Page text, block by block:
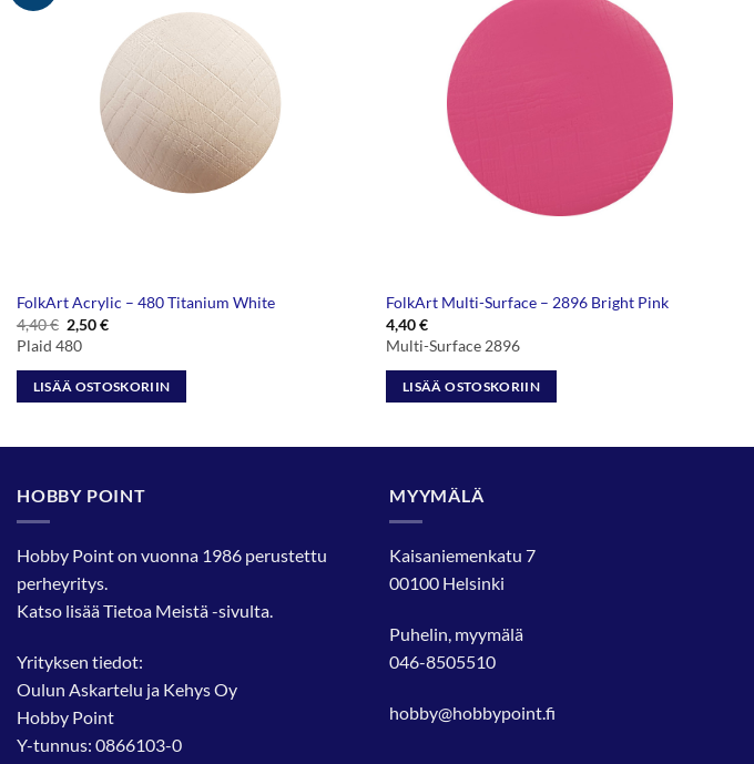
FolkArt Acrylic – 480 Titanium White
4,40€ Alkuperäinen
hinta
oli:
4,40 €.
2,50€Nykyinen
2,50 €.
Plaid 480
LISÄÄ OSTOSKORIIN
FolkArt Multi-Surface – 2896 Bright Pink
4,40€
Multi-Surface 2896
LISÄÄ OSTOSKORIIN
HOBBY POINT
Hobby Point on vuonna 1986 perustettu
perheyritys.
Katso lisääTietoa Meistä-sivulta.
Yrityksen tiedot:
Oulun Askartelu ja Kehys Oy
Hobby Point
Y-tunnus: 0866103-0
MYYMÄLÄ
Kaisaniemenkatu 7
00100 Helsinki
Puhelin, myymälä
046-8505510
hobby@hobbypoint.fi